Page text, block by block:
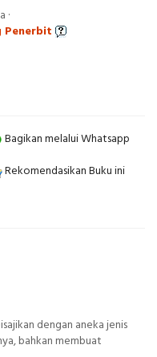
·
Penerbit
Bagikan melalui Whatsapp
Rekomendasikan Buku ini
dengan aneka jenis
bahkan membuat